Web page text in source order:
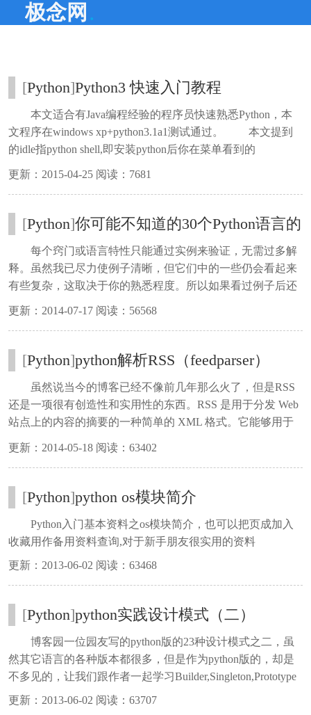
极念网 .
[Python]Python3 快速入门教程
本文适合有Java编程经验的程序员快速熟悉Python，本
文程序在windows xp+python3.1a1测试通过。 本文提到
的idle指python shell,即安装python后你在菜单看到的
IDLE(python gui)，在idle里ctrl+n可以打开一个新窗口,输入源
码后ctrl+s可以保存,f5运行程序。凡打开新窗口即指ctrl+n的
更新：2015-04-25 阅读：7681
[Python]你可能不知道的30个Python语言的
特点技巧
每个窍门或语言特性只能通过实例来验证，无需过多解
释。虽然我已尽力使例子清晰，但它们中的一些仍会看起来
有些复杂，这取决于你的熟悉程度。所以如果看过例子后还
不清楚的话，标题能够提供足够的信息让你通过Google获取
更新：2014-07-17 阅读：56568
[Python]python解析RSS（feedparser）
虽然说当今的博客已经不像前几年那么火了，但是RSS
还是一项很有创造性和实用性的东西。RSS 是用于分发 Web
站点上的内容的摘要的一种简单的 XML 格式。它能够用于
共享各种各样的信息。这里我先介绍一下怎么使用feedparser
操作RSS然后再介绍一些常用的属性，也方便大家实验：
更新：2014-05-18 阅读：63402
[Python]python os模块简介
Python入门基本资料之os模块简介，也可以把页成加入
收藏用作备用资料查询,对于新手朋友很实用的资料
更新：2013-06-02 阅读：63468
[Python]python实践设计模式（二）
Builder,Singleton,Prototype
博客园一位园友写的python版的23种设计模式之二，虽
然其它语言的各种版本都很多，但是作为python版的，却是
不多见的，让我们跟作者一起学习Builder,Singleton,Prototype
更新：2013-06-02 阅读：63707